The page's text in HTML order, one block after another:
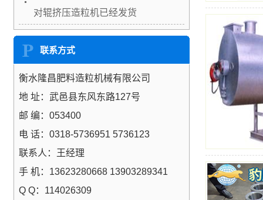
对辊挤压造粒机已经发货
联系方式
衡水隆昌肥料造粒机械有限公司
地 址：武邑县东风东路127号
邮 编：053400
电 话：0318-5736951 5736123
联系人：王经理
手 机：13623280668 13903289341
Q Q：114026309